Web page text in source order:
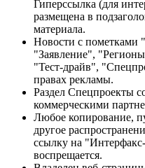
Гиперссылка (для
размещена в
материала.
Новости с пометками
"Заявление",
"Тест-драйв",
правах рекламы.
Раздел Спецпроекты
коммерческими
Любое копирование,
другое
ссылку на
воспрещается.